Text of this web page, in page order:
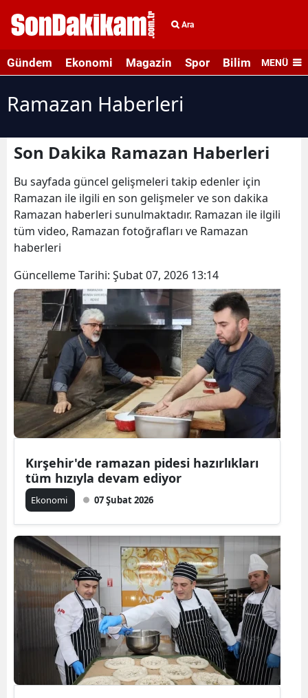
Ara
Gündem Ekonomi Magazin Spor Bilim veMENÜ
Ramazan Haberleri
Son Dakika Ramazan Haberleri
Bu sayfada güncel gelişmeleri takip edenler için
Ramazan ile ilgili en son gelişmeler ve son dakika
Ramazan haberleri sunulmaktadır. Ramazan ile ilgili
tüm video, Ramazan fotoğrafları ve Ramazan
haberleri
Güncelleme Tarihi: Şubat 07, 2026 13:14
Kırşehir'de ramazan pidesi hazırlıkları
tüm hızıyla devam ediyor
Ekonomi 07 Şubat 2026